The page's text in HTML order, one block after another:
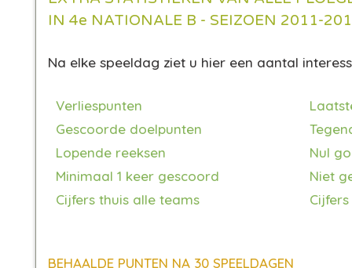
IN 4e NATIONALE B - SEIZOEN 2011-
Na elke speeldag ziet u hier een aantal
Verliespunten
Gescoorde doelpunten
Lopende reeksen
Nul
Minimaal 1 keer gescoord
Niet
Cijfers thuis alle teams
BEHAALDE PUNTEN NA 30 SPEELDAGEN